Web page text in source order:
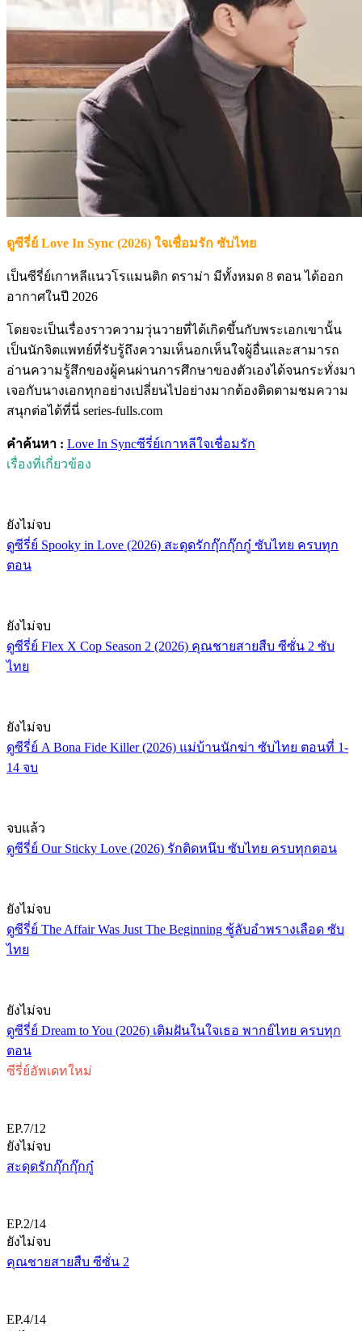
ดูซีรี่ย์ Love In Sync (2026) ใจเชื่อมรัก ซับไทย
เป็นซีรี่ย์เกาหลีแนวโรแมนติก ดราม่า มีทั้งหมด 8 ตอน ได้ออก
อากาศในปี 2026
โดยจะเป็นเรื่องราวความวุ่นวายที่ได้เกิดขึ้นกับพระเอกเขานั้น
เป็นนักจิตแพทย์ที่รับรู้ถึงความเห็นอกเห็นใจผู้อื่นและสามารถ
อ่านความรู้สึกของผู้คนผ่านการศึกษาของตัวเองได้จนกระทั่งมา
เจอกับนางเอกทุกอย่างเปลี่ยนไปอย่างมากต้องติดตามชมความ
สนุกต่อได้ที่นี่ series-fulls.com
คำค้นหา : Love In Syncซีรี่ย์เกาหลีใจเชื่อมรัก
เรื่องที่เกี่ยวข้อง
ยังไม่จบ
ดูซีรี่ย์ Spooky in Love (2026) สะดุดรักกุ๊กกุ๊กกู๋ ซับไทย ครบทุก
ตอน
ยังไม่จบ
ดูซีรี่ย์ Flex X Cop Season 2 (2026) คุณชายสายสืบ ซีซั่น 2 ซับ
ไทย
ยังไม่จบ
ดูซีรี่ย์ A Bona Fide Killer (2026) แม่บ้านนักฆ่า ซับไทย ตอนที่ 1-
14 จบ
จบแล้ว
ดูซีรี่ย์ Our Sticky Love (2026) รักติดหนึบ ซับไทย ครบทุกตอน
ยังไม่จบ
ดูซีรี่ย์ The Affair Was Just The Beginning ชู้ลับอำพรางเลือด ซับ
ไทย
ยังไม่จบ
ดูซีรี่ย์ Dream to You (2026) เติมฝันในใจเธอ พากย์ไทย ครบทุก
ตอน
ซีรี่ย์อัพเดทใหม่
EP.7/12
ยังไม่จบ
สะดุดรักกุ๊กกุ๊กกู๋
EP.2/14
ยังไม่จบ
คุณชายสายสืบ ซีซั่น 2
EP.4/14